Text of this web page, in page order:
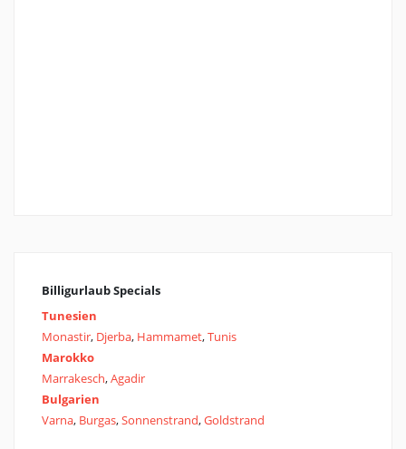
Billigurlaub Specials
Tunesien
Monastir, Djerba, Hammamet,Tunis
Marokko
Marrakesch,Agadir
Bulgarien
Varna, Burgas,Sonnenstrand,Goldstrand